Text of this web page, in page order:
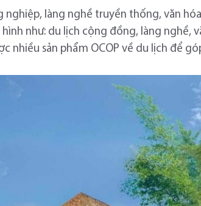
nghiệp, làng nghề truyền thống, văn
hình như: du lịch cộng đồng, làng nghề,
nhiều sản phẩm OCOP về du lịch để